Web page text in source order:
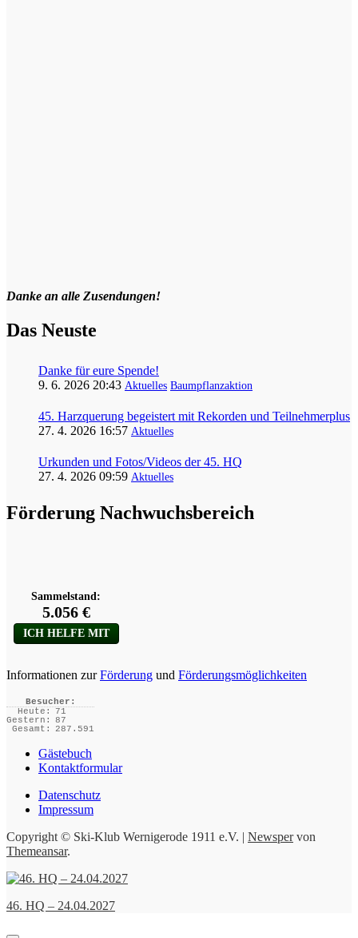
Danke an alle Zusendungen!
Das Neuste
Danke für eure Spende!
9. 6. 2026 20:43 Aktuelles Baumpflanzaktion
45. Harzquerung begeistert mit Rekorden und Teilnehmerplus
27. 4. 2026 16:57 Aktuelles
Urkunden und Fotos/Videos der 45. HQ
27. 4. 2026 09:59 Aktuelles
Förderung Nachwuchsbereich
Informationen zurFörderung und Förderungsmöglichkeiten
Besucher:
Heute:
71
Gestern:
87
Gesamt:
287.591
Gästebuch
Kontaktformular
Datenschutz
Impressum
Copyright © Ski-Klub Wernigerode 1911 e.V. | Newspervon
Themeansar.
46. HQ – 24.04.2027